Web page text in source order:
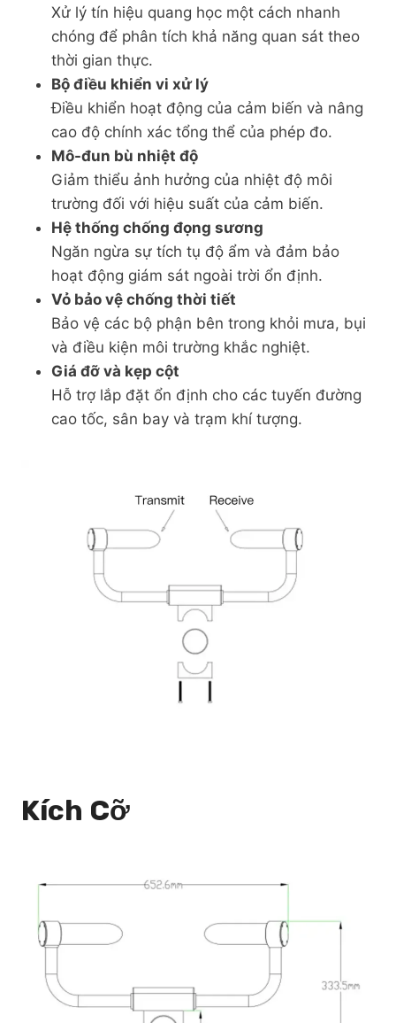
Xử lý tín hiệu quang học một cách nhanh
chóng để phân tích khả năng quan sát theo
thời gian thực.
Bộ điều khiển vi xử lý
Điều khiển hoạt động của cảm biến và nâng
cao độ chính xác tổng thể của phép đo.
Mô-đun bù nhiệt độ
Giảm thiểu ảnh hưởng của nhiệt độ môi
trường đối với hiệu suất của cảm biến.
Hệ thống chống đọng sương
Ngăn ngừa sự tích tụ độ ẩm và đảm bảo
hoạt động giám sát ngoài trời ổn định.
Vỏ bảo vệ chống thời tiết
Bảo vệ các bộ phận bên trong khỏi mưa, bụi
và điều kiện môi trường khắc nghiệt.
Giá đỡ và kẹp cột
Hỗ trợ lắp đặt ổn định cho các tuyến đường
cao tốc, sân bay và trạm khí tượng.
Kích Cỡ